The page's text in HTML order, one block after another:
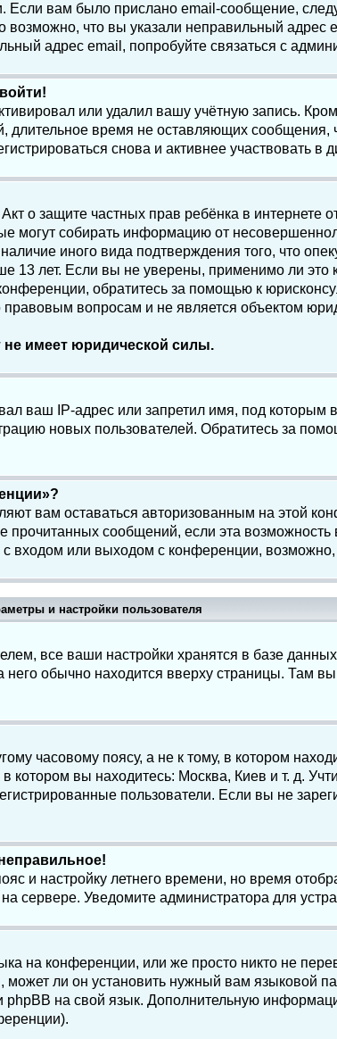
Если вам было прислано email-сообщение,
что вы указали неправильный адрес
адрес email, попробуйте связаться с
или удалил вашу учётную запись.
длительное время не оставляющих
снова и активнее участвовать в
о защите частных прав ребёнка в интернете
могут собирать информацию от
иного вида подтверждения того, что
13 лет. Если вы не уверены, применимо ли это
обратитесь за помощью к
вопросам и не является объектом
не имеет юридической силы.
ваш IP-адрес или запретил имя, под которым
новых пользователей. Обратитесь за
вам оставаться авторизованным на этой
прочитанных сообщений, если эта возможность
входом или выходом с конференции,
и настройки пользователя
все ваши настройки хранятся в базе
него обычно находится вверху страницы. Там
часовому поясу, а не к тому, в котором
котором вы находитесь: Москва, Киев и т. д.
пользователи. Если вы не
и настройку летнего времени, но время
сервере. Уведомите администратора для
на конференции, или же просто никто не
ли он установить нужный вам языковой
phpBB на свой язык. Дополнительную